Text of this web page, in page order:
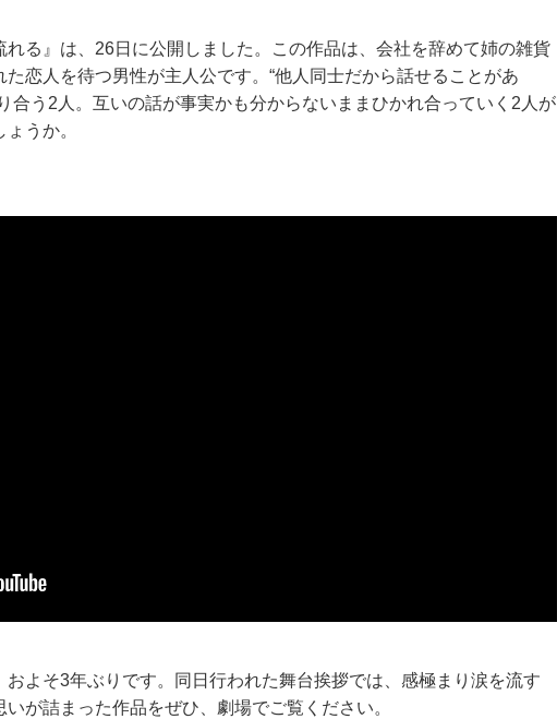
る』は、26日に公開しました。この作品は、会社を辞めて姉の雑貨
恋人を待つ男性が主人公です。“他人同士だから話せることがあ
合う2人。互いの話が事実かも分からないままひかれ合っていく2人が
うか。
よそ3年ぶりです。同日行われた舞台挨拶では、感極まり涙を流す
が詰まった作品をぜひ、劇場でご覧ください。